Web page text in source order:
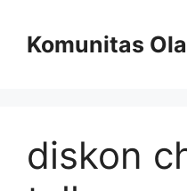
contentKomunitas
diskon